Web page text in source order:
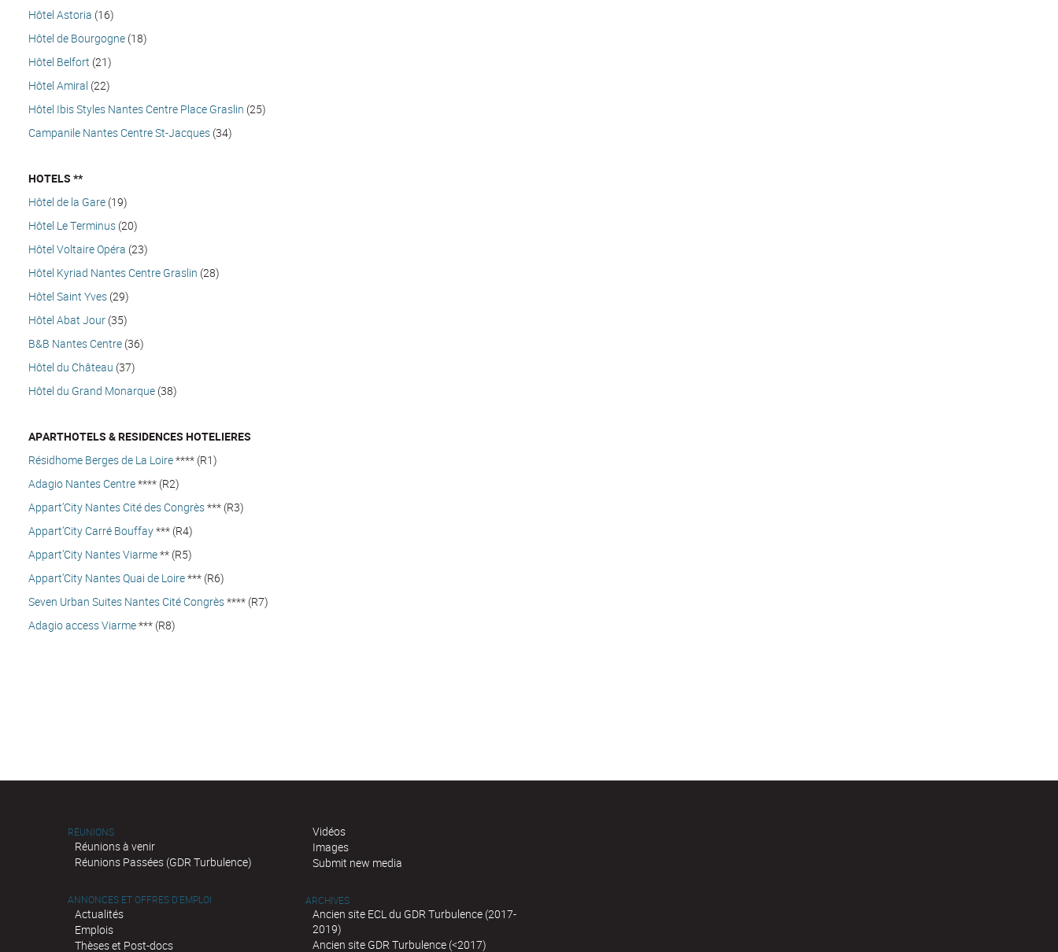
Hôtel Astoria (16)
Hôtel de Bourgogne (18)
Hôtel Belfort (21)
Hôtel Amiral (22)
Hôtel Ibis Styles Nantes Centre Place Graslin (25)
Campanile Nantes Centre St-Jacques (34)
HOTELS **
Hôtel de la Gare (19)
Hôtel Le Terminus (20)
Hôtel Voltaire Opéra (23)
Hôtel Kyriad Nantes Centre Graslin (28)
Hôtel Saint Yves (29)
Hôtel Abat Jour (35)
B&B Nantes Centre (36)
Hôtel du Château (37)
Hôtel du Grand Monarque (38)
APARTHOTELS & RESIDENCES HOTELIERES
Résidhome Berges de La Loire**** (R1)
Adagio Nantes Centre**** (R2)
Appart’City Nantes Cité des Congrès*** (R3)
Appart’City Carré Bouffay*** (R4)
Appart’City Nantes Viarme** (R5)
Appart’City Nantes Quai de Loire*** (R6)
Seven Urban Suites Nantes Cité Congrès**** (R7)
Adagio access Viarme*** (R8)
RÉUNIONS
Réunions à venir
Réunions Passées (GDR Turbulence)
ANNONCES ET OFFRES D'EMPLOI
Actualités
Emplois
Thèses et Post-docs
Vidéos
Images
Submit new media
ARCHIVES
Ancien site ECL du GDR Turbulence (2017-
2019)
Ancien site GDR Turbulence (<2017)